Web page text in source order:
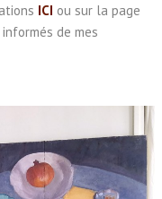
ICI ou sur la page
de mes